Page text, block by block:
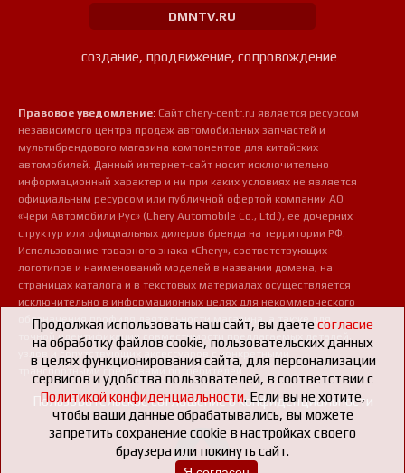
DMNTV.RU
создание, продвижение, сопровождение
Правовое уведомление: Сайт chery-centr.ru является ресурсом
независимого центра продаж автомобильных запчастей и
мультибрендового магазина компонентов для китайских
автомобилей. Данный интернет-сайт носит исключительно
информационный характер и ни при каких условиях не является
официальным ресурсом или публичной офертой компании АО
«Чери Автомобили Рус» (Chery Automobile Co., Ltd.), её дочерних
структур или официальных дилеров бренда на территории РФ.
Использование товарного знака «Chery», соответствующих
логотипов и наименований моделей в названии домена, на
страницах каталога и в текстовых материалах осуществляется
исключительно в информационных целях для некоммерческого
обозначения профиля деятельности магазина, а также для
точной идентификации совместимости предлагаемых деталей,
узлов и сопутствующих аксессуаров с конкретными
транспортными средствами потребителей.
Пользовательское соглашение о конфиденциальности
Продолжая использовать наш сайт, вы даетесогласие
на обработку файлов cookie, пользовательских данных
в целях функционирования сайта, для персонализации
сервисов и удобства пользователей, в соответствии с
Политикой конфиденциальности. Если вы не хотите,
чтобы ваши данные обрабатывались, вы можете
запретить сохранение cookie в настройках своего
браузера или покинуть сайт.